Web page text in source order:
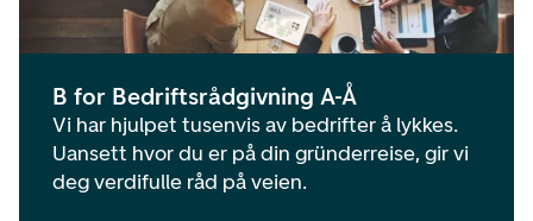
B for Bedriftsrådgivning A-Å
Vi har hjulpet tusenvis av bedrifter å lykkes.
Uansett hvor du er på din gründerreise, gir vi
deg verdifulle råd på veien.